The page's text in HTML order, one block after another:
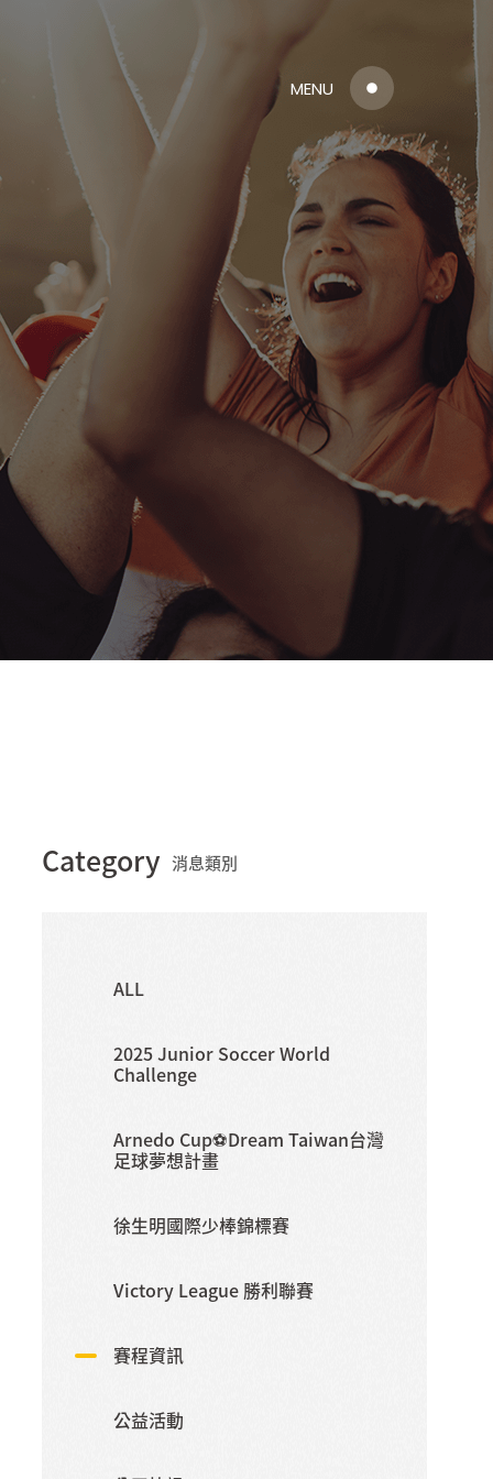
Category 消息類別
ALL
2025 Junior Soccer World
Challenge
Arnedo Cup⚽️Dream Taiwan台灣
足球夢想計畫
徐生明國際少棒錦標賽
Victory League 勝利聯賽
賽程資訊
公益活動